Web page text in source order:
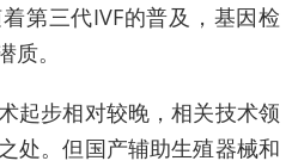
第三代IVF的普及，基因检
。
起步相对较晚，相关技术领
处。但国产辅助生殖器械和